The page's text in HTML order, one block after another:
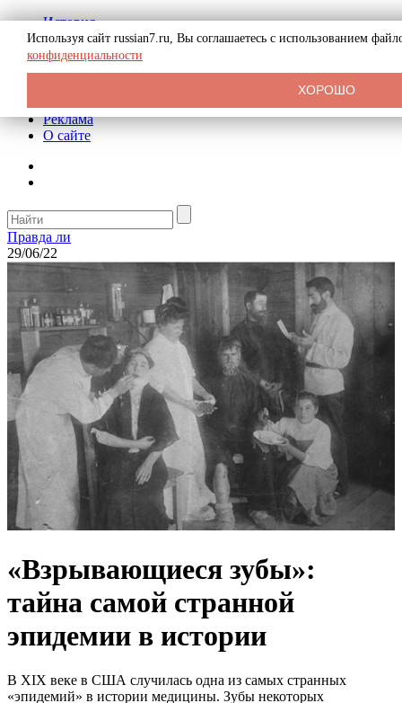
История
Биография
Криминал
СССР
Реклама
О сайте
Правда ли
29/06/22
«Взрывающиеся зубы»:
тайна самой странной
эпидемии в истории
В XIX веке в США случилась одна из самых странных
«эпидемий» в истории медицины. Зубы некоторых
Используя сайт russian7.ru, Вы соглашаетесь с использованием
конфиденциальности
ХОРОШО